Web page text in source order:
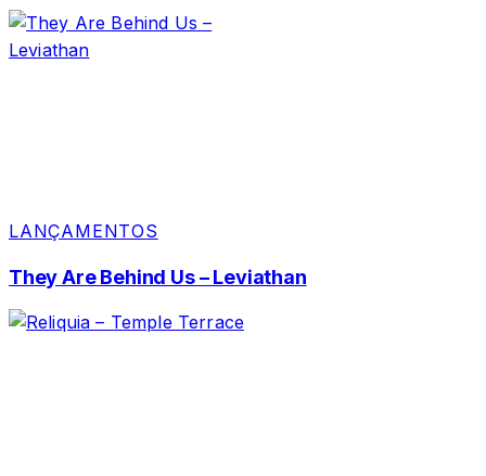
LANÇAMENTOS
They Are Behind Us – Leviathan